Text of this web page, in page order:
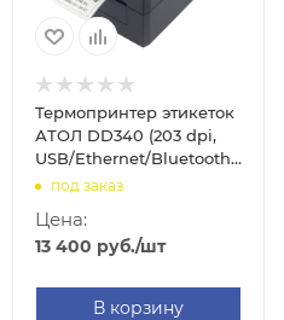
Термопринтер этикеток
АТОЛ DD340 (203 dpi,
USB/Ethernet/Bluetooth,
арт. 63657)
под заказ
Цена:
13 400 руб./шт
В корзину